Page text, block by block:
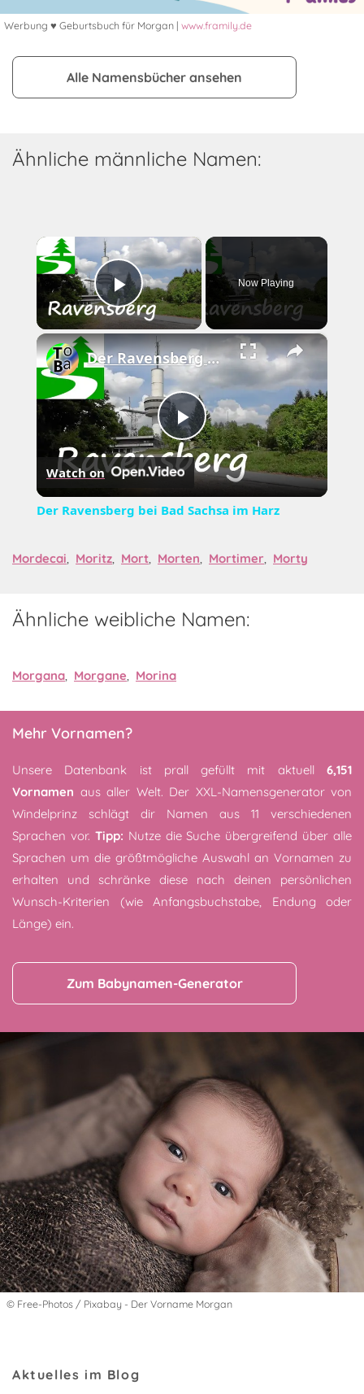
Werbung ♥ Geburtsbuch für Morgan | www.framily.de
Alle Namensbücher ansehen
Ähnliche männliche Namen:
×
Play Video
Now Playing
×
Play
Video
Der Ravensberg bei Bad Sachsa im Harz
Watch on
Der Ravensberg bei Bad Sachsa im Harz
Mordecai, Moritz, Mort, Morten, Mortimer, Morty
Ähnliche weibliche Namen:
Morgana, Morgane, Morina
Mehr Vornamen?
Unsere Datenbank ist prall gefüllt mit aktuell 6,151
Vornamen aus aller Welt. Der XXL-Namensgenerator von
Windelprinz schlägt dir Namen aus 11 verschiedenen
Sprachen vor. Tipp: Nutze die Suche übergreifend über alle
Sprachen um die größtmögliche Auswahl an Vornamen zu
erhalten und schränke diese nach deinen persönlichen
Wunsch-Kriterien (wie Anfangsbuchstabe, Endung oder
Länge) ein.
Zum Babynamen-Generator
© Free-Photos / Pixabay - Der Vorname Morgan
Aktuelles im Blog